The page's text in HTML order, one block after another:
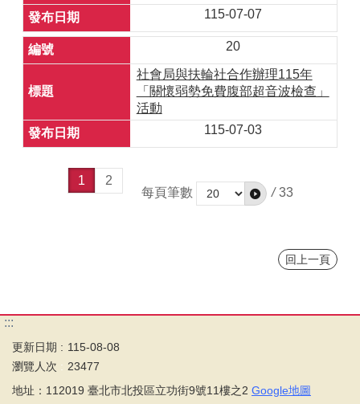
115-07-07
20
社會局與扶輪社合作辦理115年
「關懷弱勢免費腹部超音波檢查」
活動
115-07-03
1
2
每頁筆數
/ 33
回上一頁
:::
更新日期
115-08-08
瀏覽人次
23477
地址：112019 臺北市北投區立功街9號11樓之2 Google地圖